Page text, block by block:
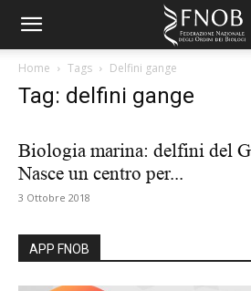
Home Tags Delfini gange
Tag: delfini gange
Biologia marina: delfini del
Nasce un centro per...
3 Ottobre 2018
APP FNOB